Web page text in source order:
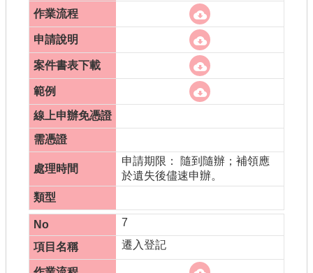
申請期限： 隨到隨辦；補領應
於遺失後儘速申辦。
7
遷入登記